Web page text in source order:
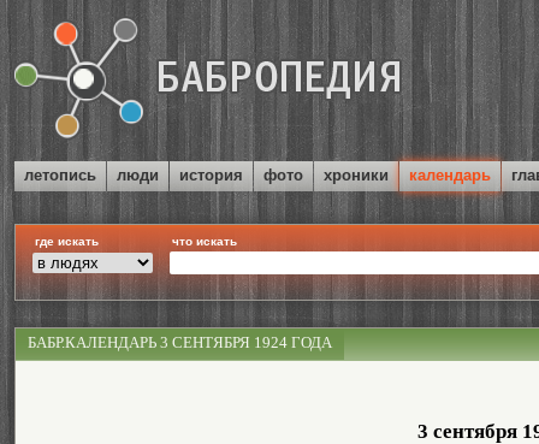
летопись люди история фото хроники календарь
где искать что искать
БАБР.КАЛЕНДАРЬ 3 СЕНТЯБРЯ 1924 ГОДА
3 сентября